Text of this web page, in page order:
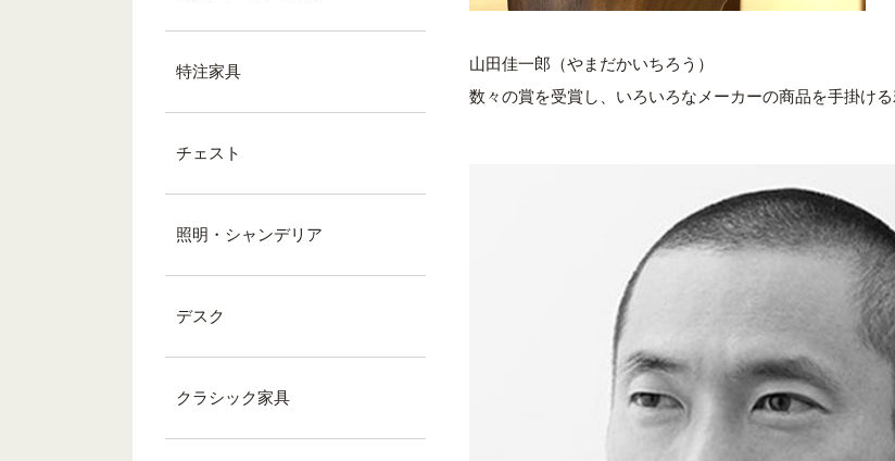
特注家具
チェスト
照明・シャンデリア
デスク
クラシック家具
山田佳一郎（やまだかいちろう）
数々の賞を受賞し、いろいろなメーカーの商品を手掛け